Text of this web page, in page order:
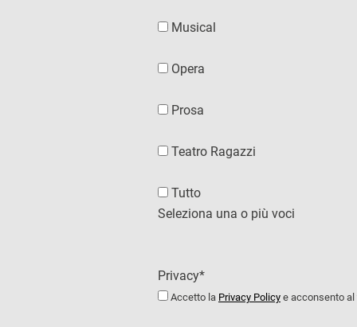
Musical
Opera
Prosa
Teatro Ragazzi
Tutto
Seleziona una o più voci
Privacy*
Accetto la Privacy Policy e acconsento al